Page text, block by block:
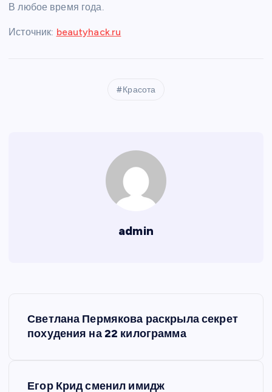
В любое время года.
Источник: beautyhack.ru
Красота
admin
Светлана Пермякова раскрыла секрет
похудения на 22 килограмма
Егор Крид сменил имидж